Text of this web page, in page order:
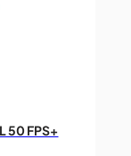
50 FPS+